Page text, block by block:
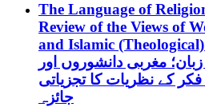
The Language of
Review of the Views of
and Islamic
مغربی دانشوروں اور
کے نظریات کا تجزیاتی
جائزہ